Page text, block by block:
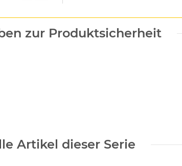
zur Produktsicherheit
Artikel dieser Serie